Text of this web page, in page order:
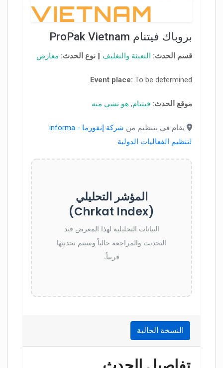
بروباك فيتنام ProPak Vietnam
قسم الحدث: التعبئة والتغليف نوع الحدث: معارض
Event place: To be determined.
موقع الحدث: فيتنام, هو تشي منه
يقام في بتنظيم من
شركة إنفورما - informa
لتنظيم الفعاليات الدولية
المؤشر التحليلي
(Chrkat Index)
البيانات التحليلية لهذا المعرض قيد
التحديث والمراجعة حالياً وسيتم تحديثها
قريباً.
النسخة الحالية